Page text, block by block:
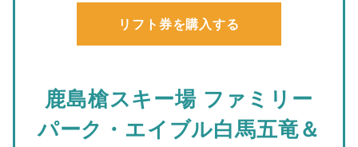
リフト券を購入する
鹿島槍スキー場 ファミリー
パーク・エイブル白馬五竜＆